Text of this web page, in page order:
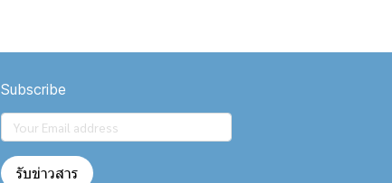
Subscribe
รับข่าวสาร